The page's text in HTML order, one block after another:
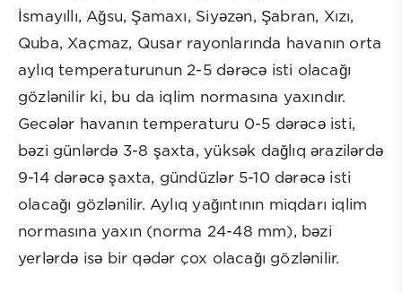
İsmayıllı, Ağsu, Şamaxı, Siyəzən, Şabran, Xızı,
Quba, Xaçmaz, Qusar rayonlarında havanın orta
aylıq temperaturunun 2-5 dərəcə isti olacağı
gözlənilir ki, bu da iqlim normasına yaxındır.
Gecələr havanın temperaturu 0-5 dərəcə isti,
bəzi günlərdə 3-8 şaxta, yüksək dağlıq ərazilərdə
9-14 dərəcə şaxta, gündüzlər 5-10 dərəcə isti
olacağı gözlənilir. Aylıq yağıntının miqdarı iqlim
normasına yaxın (norma 24-48 mm), bəzi
yerlərdə isə bir qədər çox olacağı gözlənilir.